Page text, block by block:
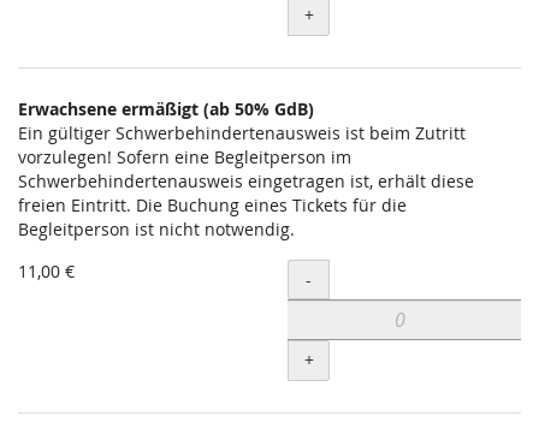
+
Erwachsene ermäßigt (ab 50% GdB)
Ein gültiger Schwerbehindertenausweis ist beim Zutritt
vorzulegen! Sofern eine Begleitperson im
Schwerbehindertenausweis eingetragen ist, erhält diese
freien Eintritt. Die Buchung eines Tickets für die
Begleitperson ist nicht notwendig.
11,00 €
Menge
-
+